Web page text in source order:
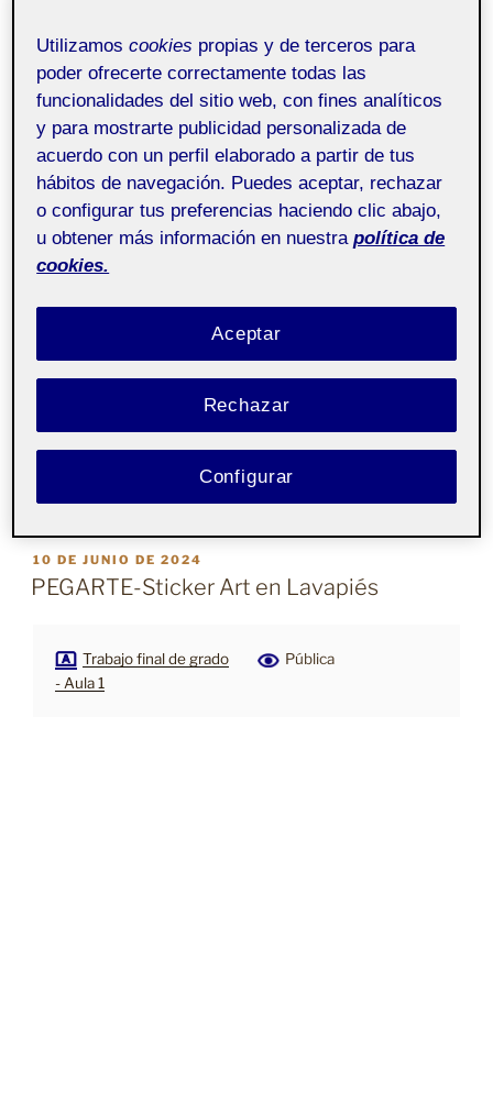
Trabajo final de grado
- Aula 1
Pública
232 Trabajo final de grado - Aula 1 232_20_317_01 .
Entrega de la actividad A5
PUBLICADO
EL
10 DE JUNIO DE 2024
PEGARTE-Sticker Art en Lavapiés
Trabajo final de grado
- Aula 1
Pública
Utilizamoscookies propias y de terceros para
poder ofrecerte correctamente todas las
funcionalidades del sitio web, con fines analíticos
y para mostrarte publicidad personalizada de
acuerdo con un perfil elaborado a partir de tus
hábitos de navegación. Puedes aceptar, rechazar
o configurar tus preferencias haciendo clic abajo,
u obtener más información en nuestra política de
cookies.
Rechazar
Aceptar
Configurar